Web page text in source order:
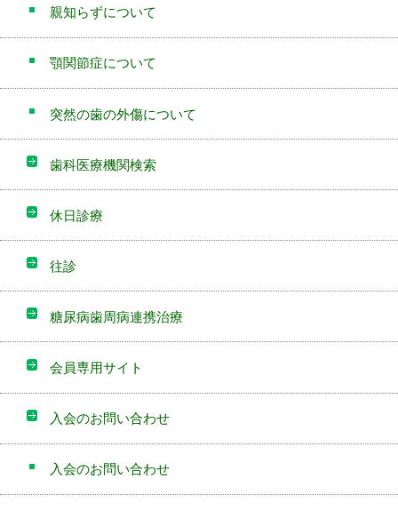
親知らずについて
顎関節症について
突然の歯の外傷について
歯科医療機関検索
休日診療
往診
糖尿病歯周病連携治療
会員専用サイト
入会のお問い合わせ
入会のお問い合わせ